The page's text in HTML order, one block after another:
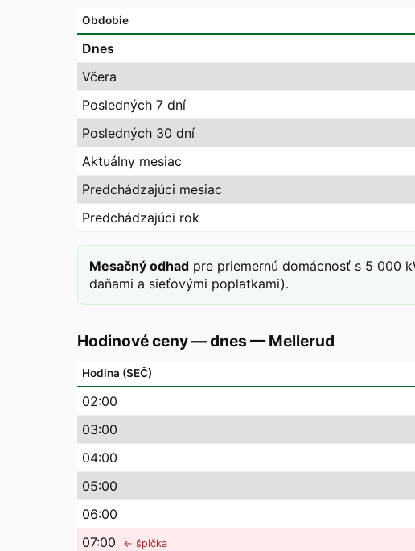
Obdobie
Dnes
Včera
Posledných 7 dní
Posledných 30 dní
Aktuálny mesiac
Predchádzajúci mesiac
Predchádzajúci rok
Mesačný odhad pre priemernú domácnosť s 5 000
daňami a sieťovými poplatkami).
Hodinové ceny — dnes —Mellerud
Hodina (SEČ)
02:00
03:00
04:00
05:00
06:00
07:00 ← špička